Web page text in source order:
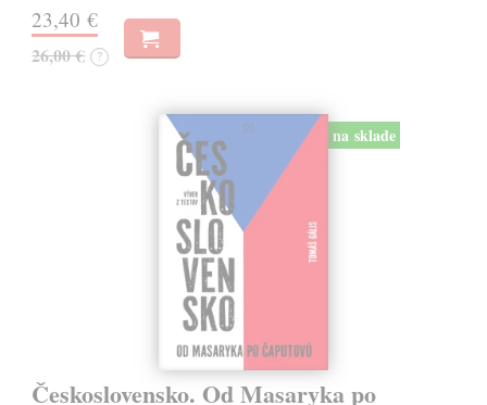
23,40 €
26,00 € ?
na sklade
Československo. Od Masaryka po